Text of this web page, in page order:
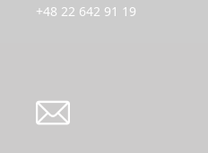
+48 22 642 91 19